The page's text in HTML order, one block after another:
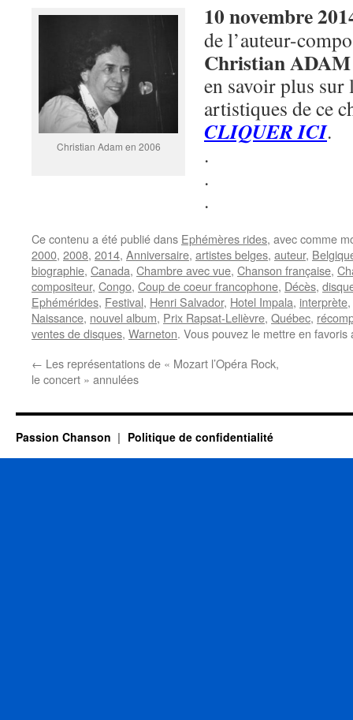
Christian Adam en 2006
10 novembre
de l’auteur-
Christian ADAM
en savoir plus sur
artistiques de ce
CLIQUER ICI.
.
.
.
Ce contenu a été publié dans Ephémères rides, avec comme
2000, 2008, 2014, Anniversaire, artistes belges, auteur,
biographie, Canada, Chambre avec vue, Chanson française,
compositeur, Congo, Coup de coeur francophone, Décès,
Ephémérides, Festival, Henri Salvador, Hotel Impala, interprète,
Naissance, nouvel album, Prix Rapsat-Lelièvre, Québec,
ventes de disques, Warneton. Vous pouvez le mettre en
← Les représentations de « Mozart l’Opéra Rock,
le concert » annulées
Passion Chanson Politique de confidentialité